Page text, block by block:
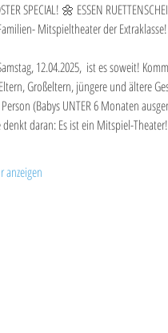
SPECIAL! 🌼 ESSEN
Mitspieltheater der Extraklasse!
12.04.2025, ist es soweit!
Großeltern, jüngere und ältere
Person (Babys UNTER 6 Monaten
denkt daran: Es ist ein Mitspiel-
anzeigen